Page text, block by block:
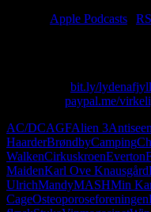
Apple Podcasts
bit.ly/
paypal.me/
AC/DCAGFAlien 3Antiseen
HaarderBrøndbyCamping
WalkenCirkuskroenEverton
MaidenKarl Ove Knausgård
UlrichMandyMASHMin
CageOsteoporoseforeningen